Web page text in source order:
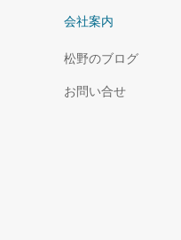
会社案内
松野のブログ
お問い合せ